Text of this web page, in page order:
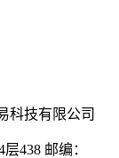
科技有限公司
层438 邮编：